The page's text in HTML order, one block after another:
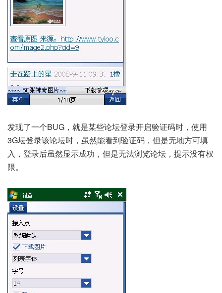
发现了一个BUG，就是某些论坛登录开启验证码时，使用
3G坛登录该论坛时，虽然能看到验证码，但是无地方可填
入，登录后虽然显示成功，但是无法浏览论坛，提示没有权
限。